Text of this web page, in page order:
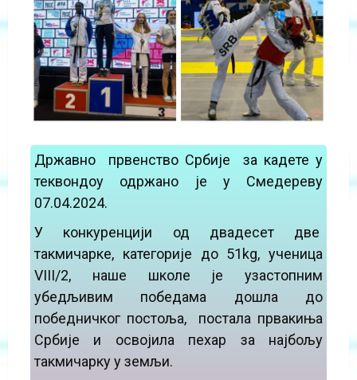
Државно првенство Србије за кадете у
теквондоу одржано је у Смедереву
07.04.2024.
У конкуренцији од двадесет две
такмичарке, категорије до 51kg, ученица
VIII/2, наше школе је узастопним
убедљивим победама дошла до
победничког постоља, постала првакиња
Србије и освојила пехар за најбољу
такмичарку у земљи.